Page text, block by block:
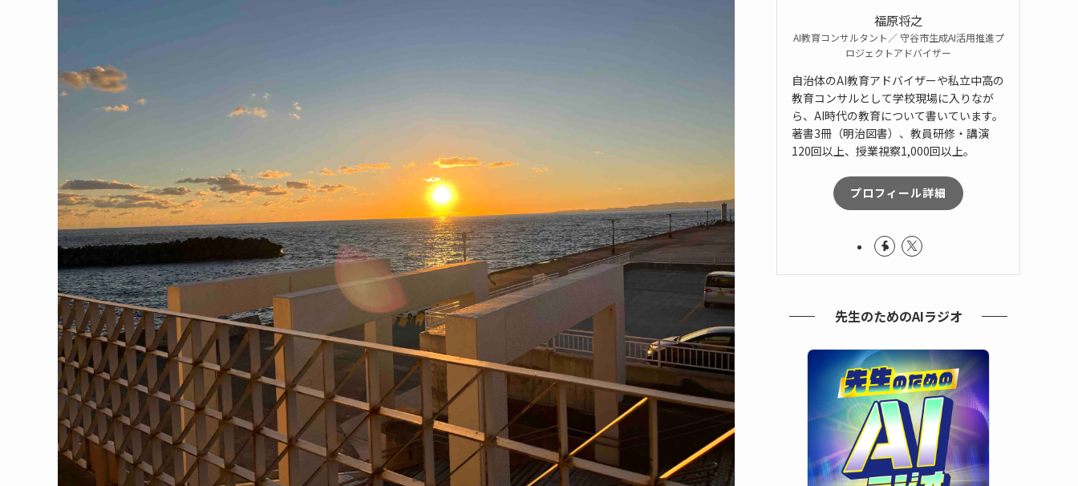
福原将之
AI教育コンサルタント／ 守谷市生成AI活用推進プ
ロジェクトアドバイザー
自治体のAI教育アドバイザーや私立中高の
教育コンサルとして学校現場に入りなが
ら、AI時代の教育について書いています。
著書3冊（明治図書）、教員研修・講演
120回以上、授業視察1,000回以上。
プロフィール詳細
先生のためのAIラジオ